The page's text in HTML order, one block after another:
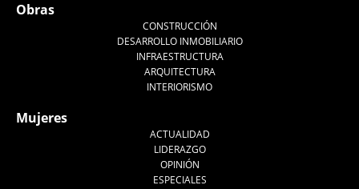
Obras
CONSTRUCCIÓN
DESARROLLO INMOBILIARIO
INFRAESTRUCTURA
ARQUITECTURA
INTERIORISMO
Mujeres
ACTUALIDAD
LIDERAZGO
OPINIÓN
ESPECIALES